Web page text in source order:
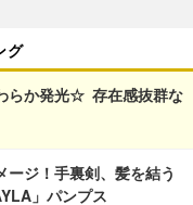
グ
らか発光☆ 存在感抜群な
ージ！手裏剣、髪を結う
」パンプス